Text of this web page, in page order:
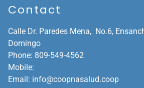
Contact
Calle Dr. Paredes Mena, No.6,
Domingo
Phone: 809-549-4562
Mobile:
Email: info@coopnasalud.coop